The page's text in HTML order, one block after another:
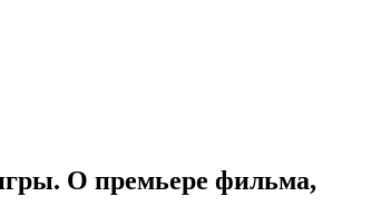
О премьере фильма,